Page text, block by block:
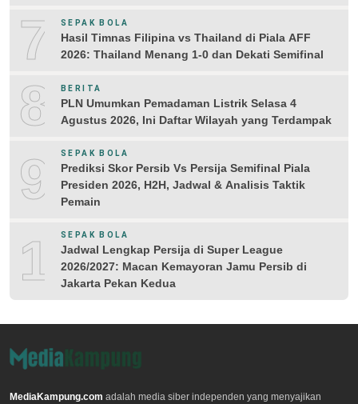
7
SEPAK BOLA
Hasil Timnas Filipina vs Thailand di Piala AFF
2026: Thailand Menang 1-0 dan Dekati Semifinal
8 BERITA
PLN Umumkan Pemadaman Listrik Selasa 4
Agustus 2026, Ini Daftar Wilayah yang Terdampak
9 SEPAK BOLA
Prediksi Skor Persib Vs Persija Semifinal Piala
Presiden 2026, H2H, Jadwal & Analisis Taktik
Pemain
10SEPAK BOLA
Jadwal Lengkap Persija di Super League
2026/2027: Macan Kemayoran Jamu Persib di
Jakarta Pekan Kedua
MediaKampung.com adalah media siber independen yang menyajikan